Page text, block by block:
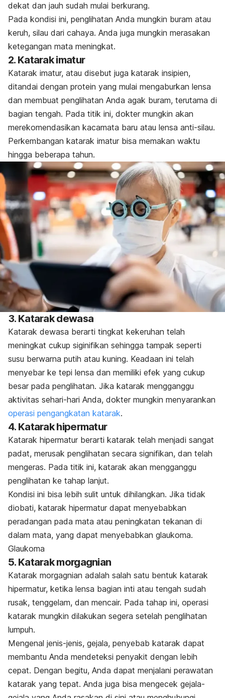
dekat dan jauh sudah mulai berkurang.
Pada kondisi ini, penglihatan Anda mungkin buram atau
keruh, silau dari cahaya. Anda juga mungkin merasakan
ketegangan mata meningkat.
2. Katarak imatur
Katarak imatur, atau disebut juga katarak insipien,
ditandai dengan protein yang mulai mengaburkan lensa
dan membuat penglihatan Anda agak buram, terutama di
bagian tengah. Pada titik ini, dokter mungkin akan
merekomendasikan kacamata baru atau lensa anti-silau.
Perkembangan katarak imatur bisa memakan waktu
hingga beberapa tahun.
3. Katarak dewasa
Katarak dewasa berarti tingkat kekeruhan telah
meningkat cukup siginifikan sehingga tampak seperti
susu berwarna putih atau kuning. Keadaan ini telah
menyebar ke tepi lensa dan memiliki efek yang cukup
besar pada penglihatan. Jika katarak mengganggu
aktivitas sehari-hari Anda, dokter mungkin menyarankan
operasi pengangkatan katarak.
4. Katarak hipermatur
Katarak hipermatur berarti katarak telah menjadi sangat
padat, merusak penglihatan secara signifikan, dan telah
mengeras. Pada titik ini, katarak akan mengganggu
penglihatan ke tahap lanjut.
Kondisi ini bisa lebih sulit untuk dihilangkan. Jika tidak
diobati, katarak hipermatur dapat menyebabkan
peradangan pada mata atau peningkatan tekanan di
dalam mata, yang dapat menyebabkan glaukoma.
Glaukoma
5. Katarak morgagnian
Katarak morgagnian adalah salah satu bentuk katarak
hipermatur, ketika lensa bagian inti atau tengah sudah
rusak, tenggelam, dan mencair. Pada tahap ini, operasi
katarak mungkin dilakukan segera setelah penglihatan
lumpuh.
Mengenal jenis-jenis, gejala, penyebab katarak dapat
membantu Anda mendeteksi penyakit dengan lebih
cepat. Dengan begitu, Anda dapat menjalani perawatan
katarak yang tepat. Anda juga bisa mengecek gejala-